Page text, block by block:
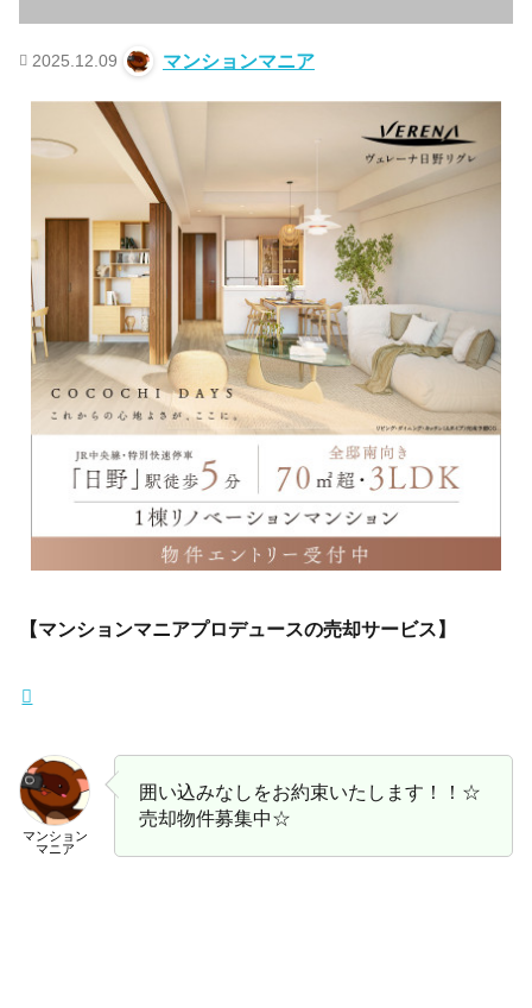
2025.12.09 マンションマニア
【マンションマニアプロデュースの売却サービス】
マンション
マニア
囲い込みなしをお約束いたします！！☆
売却物件募集中☆